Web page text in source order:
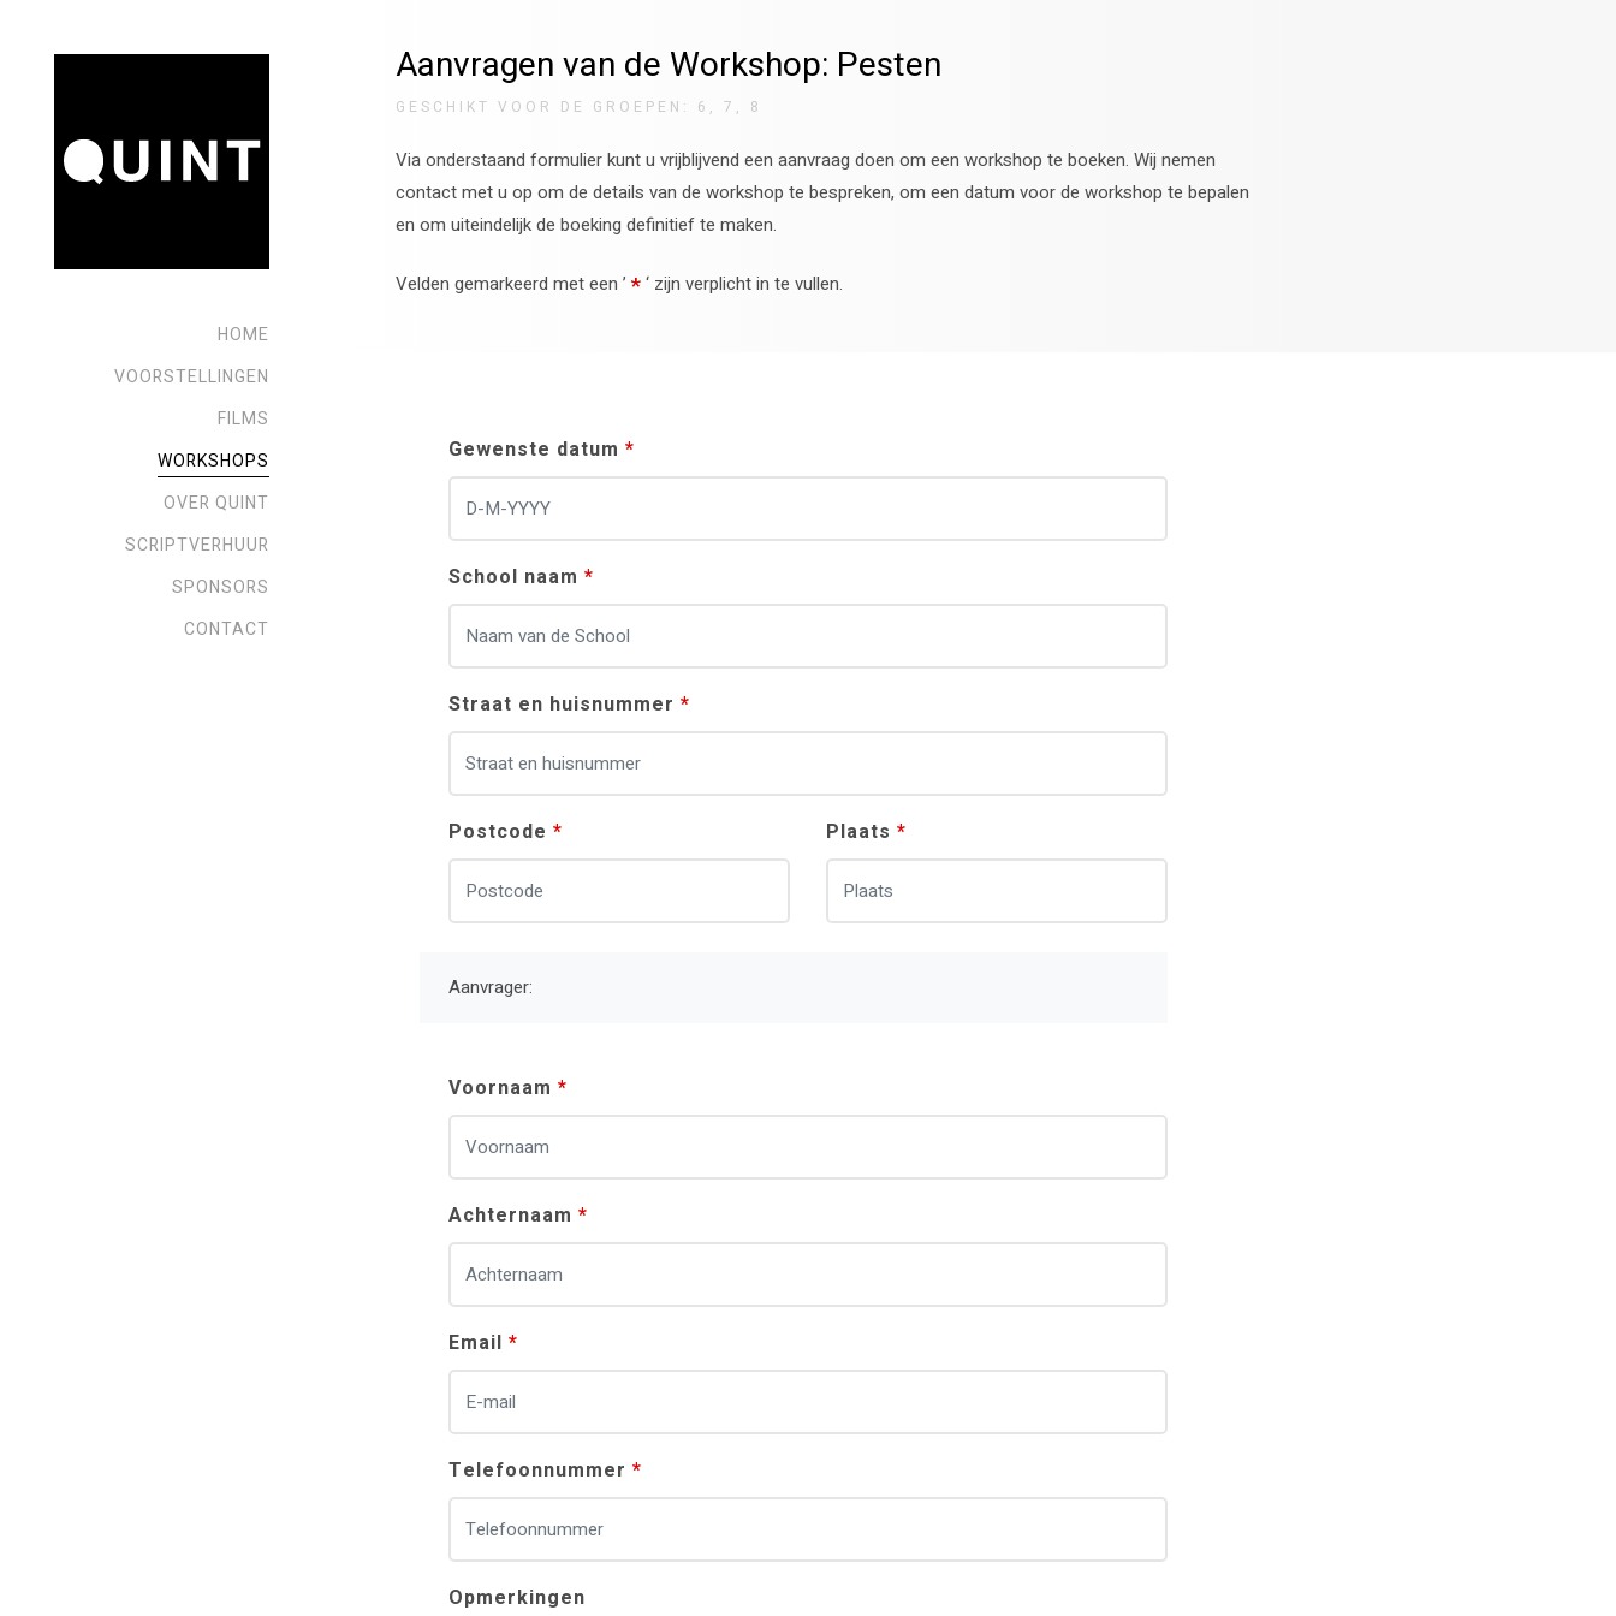
HOME
VOORSTELLINGEN
FILMS
WORKSHOPS
OVER QUINT
SCRIPTVERHUUR
SPONSORS
CONTACT
Aanvragen van de Workshop: Pesten
GESCHIKT VOOR DE GROEPEN: 6, 7, 8
Via onderstaand formulier kunt u vrijblijvend een aanvraag doen om een workshop te boeken. Wij nemen
contact met u op om de details van de workshop te bespreken, om een datum voor de workshop te bepalen
en om uiteindelijk de boeking definitief te maken.
Velden gemarkeerd met een ’ *‘ zijn verplicht in te vullen.
Leave
this
field
blank
Gewenste datum
School naam
Straat en huisnummer
Postcode Plaats
Aanvrager:
Voornaam
Achternaam
Email
Telefoonnummer
Opmerkingen